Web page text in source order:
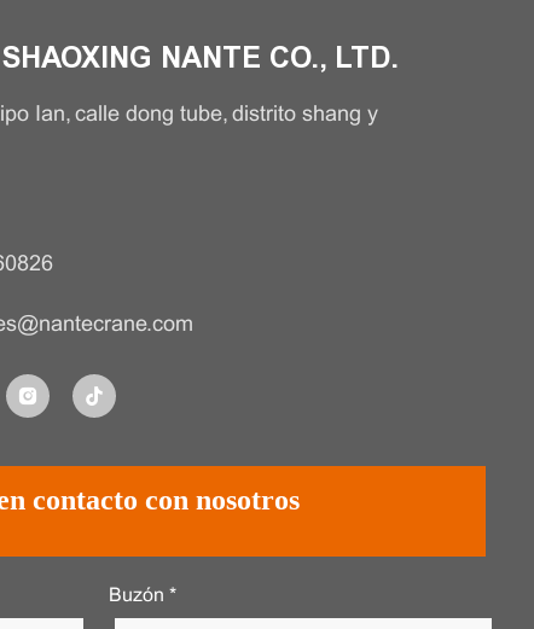
NANTE CO., LTD.
Ian, calle dong tube, distrito shang y
contacto con nosotros
Buzón *